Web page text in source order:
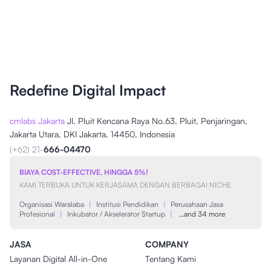
Redefine Digital Impact
cmlabs Jakarta Jl. Pluit Kencana Raya No.63, Pluit, Penjaringan,
Jakarta Utara, DKI Jakarta, 14450, Indonesia
(+62) 21-666-04470
BIAYA COST-EFFECTIVE, HINGGA 5%!
KAMI TERBUKA UNTUK KERJASAMA DENGAN BERBAGAI NICHE
Organisasi Waralaba | Institusi Pendidikan |
Perusahaan Jasa
Profesional
| Inkubator / Akselerator Startup | …and 34 more
JASA
Layanan Digital All-in-One
COMPANY
Tentang Kami